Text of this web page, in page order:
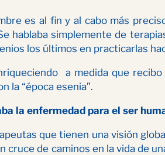
es al fin y al cabo más
hablaba simplemente de
los últimos en practicarlas
a medida que
la “época esenia”.
la enfermedad para el ser
que tienen una visión
de caminos en la vida de